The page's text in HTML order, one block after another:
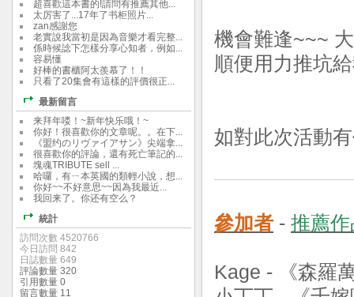
機會難逢~~~
順便用力推坑
如對此次活動
參加者 - 推薦
Kage - 《森羅
超喜歡這本書的!請問有推薦其他...
太厉害了...17年了书柜照片...
zan感謝您
老實說我當初是因為音樂才看完整...
係時候諗下怎樣分享心知者，例如...
容易懂
好棒的書櫃阿太羨慕了！！
只看了20集會有這樣的評價很正...
最新留言
来拜年喽！~新年快乐哦！~
你好！很喜歡你的文章呢。。在下...
《盟约のリヴァイアサン》尖端拿...
很喜歡你的評論，還有死亡筆記的...
塊魂TRIBUTE sell ...
哈囉，有ㄧ本英國的類輕小說，想...
你好~~不好意思~~因為我最近...
我回来了。你还有空么？
統計
訪問次數 4520766
今日訪問 842
日誌數量 649
評論數量 320
引用數量 0
留言數量 11